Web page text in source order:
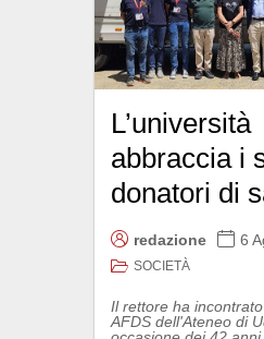
L’università
abbraccia i
donatori di
redazione 6
SOCIETÀ
Il rettore ha
AFDS dell'Ateneo di